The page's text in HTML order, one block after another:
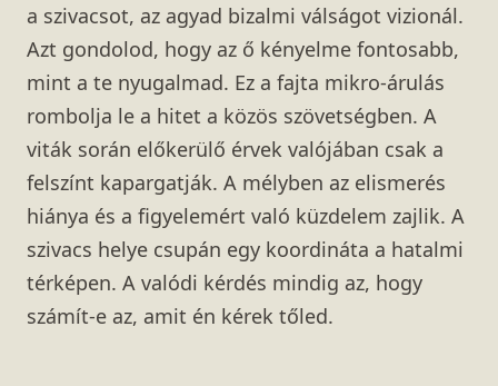
a szivacsot, az agyad bizalmi válságot vizionál.
Azt gondolod, hogy az ő kényelme fontosabb,
mint a te nyugalmad. Ez a fajta mikro-árulás
rombolja le a hitet a közös szövetségben. A
viták során előkerülő érvek valójában csak a
felszínt kapargatják. A mélyben az elismerés
hiánya és a figyelemért való küzdelem zajlik. A
szivacs helye csupán egy koordináta a hatalmi
térképen. A valódi kérdés mindig az, hogy
számít-e az, amit én kérek tőled.